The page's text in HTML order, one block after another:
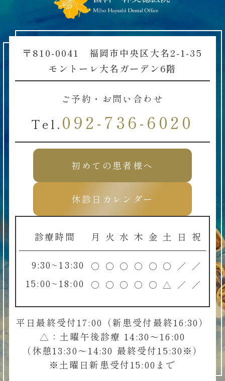
〒810-0041 福岡市中央区大名2-1-35
モントーレ大名ガーデン6階
ご予約・お問い合わせ
Tel. 092-736-6020
初めての患者様へ
休診日カレンダー
診療時間 月 火 水 木 金 土 日 祝
9:30~13:30 ○ ○ ○ ○ ○ ○ ／ ／
15:00~18:00 ○ ○ ○ ○ ○ △ ／ ／
平日最終受付17:00（新患受付最終16:30）
△：土曜午後診療 14:30～16:00
（休憩13:30～14:30 最終受付15:30※）
※土曜日新患受付15:00まで